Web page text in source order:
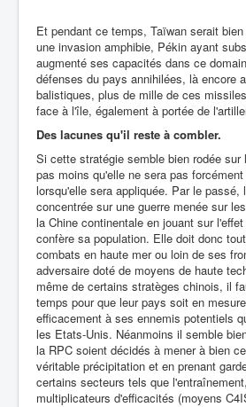
Et pendant ce temps, Taïwan serait
une invasion amphibie, Pékin ayant
augmenté ses capacités dans ce
défenses du pays annihilées, là encore
balistiques, plus de mille de ces
face à l'île, également à portée de
Des lacunes qu'il reste à combler.
Si cette stratégie semble bien rodée sur
pas moins qu'elle ne sera pas
lorsqu'elle sera appliquée. Par le passé,
concentrée sur une guerre menée sur
la Chine continentale en jouant sur
confère sa population. Elle doit donc
combats en haute mer ou loin de ses
adversaire doté de moyens de haute
même de certains stratèges chinois, il
temps pour que leur pays soit en
efficacement à ses ennemis potentiels
les Etats-Unis. Néanmoins il semble
la RPC soient décidés à mener à bien
véritable précipitation et en prenant
certains secteurs tels que
multiplicateurs d'efficacités (moyens